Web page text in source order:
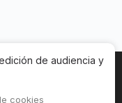
de audiencia y
cookies